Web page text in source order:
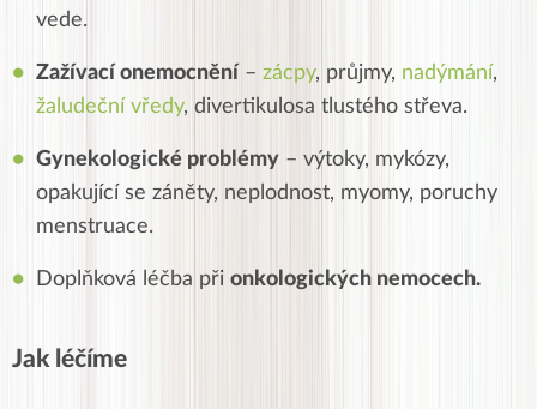
vede.
Zažívací onemocnění – zácpy, průjmy, nadýmání,
žaludeční vředy, divertikulosa tlustého střeva.
Gynekologické problémy – výtoky, mykózy,
opakující se záněty, neplodnost, myomy, poruchy
menstruace.
Doplňková léčba při onkologických nemocech.
Jak léčíme